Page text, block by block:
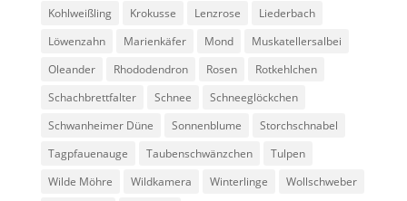
Kohlweißling
Krokusse Lenzrose
Liederbach
Löwenzahn
Marienkäfer Mond
Muskatellersalbei
Oleander
Rhododendron Rosen
Rotkehlchen
Schachbrettfalter
Schnee
Schneeglöckchen
Schwanheimer Düne
Sonnenblume
Storchschnabel
Tagpfauenauge
Taubenschwänzchen
Tulpen
Wilde Möhre
Wildkamera Winterlinge
Wollschweber